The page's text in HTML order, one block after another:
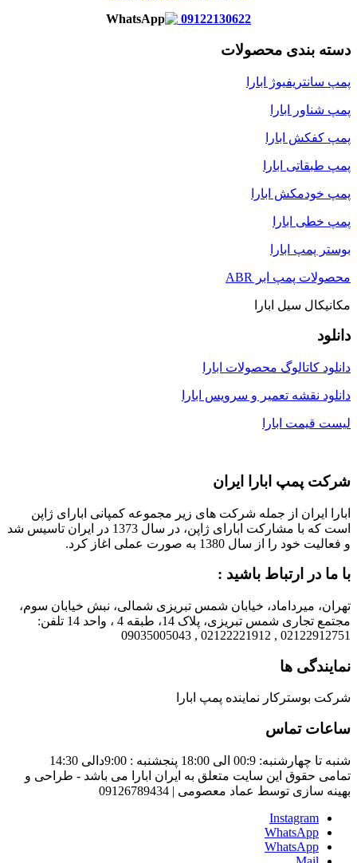
09122130622
دسته بندی محصولات
پمپ سانتریفیوژ ابارا
پمپ شناور ابارا
پمپ کفکش ابارا
پمپ طبقاتی ابارا
پمپ خودمکش ابارا
پمپ خطی ابارا
بوستر پمپ ابارا
محصولات پمپ ابر ABR
مکانیکال سیل ابارا
دانلود
دانلود کاتالوگ محصولات ابارا
دانلود نقشه تعمیر و سرویس ابارا
لیست قیمت ابارا
شرکت پمپ ابارا ایران
ابارا ایران از جمله شرکت های زیر مجموعه کمپانی ابارای ژاپن
است که با مشارکت ابارای ژاپن، در سال 1373 در ایران تاسیس شد
و فعالیت خود را از سال 1380 به صورت عملی اغاز کرد.
با ما در ارتباط باشید :
تهران، میرداماد، خیابان شمس تبریزی شمالی، نبش خیابان سوم،
مجتمع تجاری شمس تبریزی، پلاک 14، طبقه 4 ، واحد 14 تلفن:
02122912751 , 02122221912 , 09035005043
نمایندگی ها
شرکت بوسترکار نماینده پمپ ابارا
ساعات تماس
شنبه تا چهارشنبه: 00:9 الی 18:00 پنجشنبه : 9:00دالی 14:30
تمامی حقوق این سایت متعلق به ایران ابارا می باشد - طراحی و
بهینه سازی توسط عماد معصومی | 09126789434
Instagram
WhatsApp
WhatsApp